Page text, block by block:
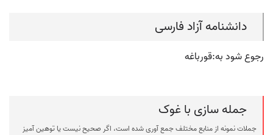
دانشنامه آزاد فارسی
رجوع شود به:قورباغه
جمله سازی با غوک
جملات نمونه از منابع مختلف جمع آوری شده است، اگر صحیح نیست یا توهین آمیز